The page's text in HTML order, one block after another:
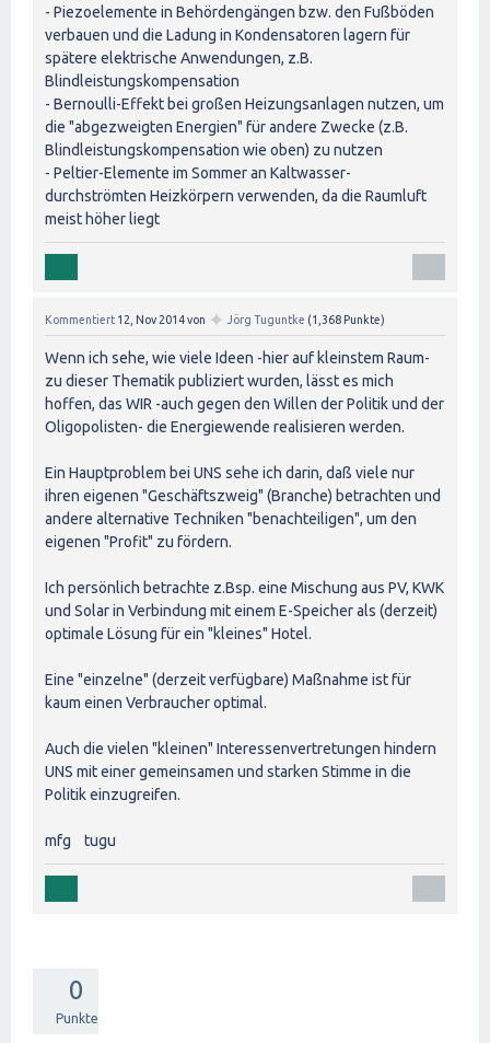
- Piezoelemente in Behördengängen bzw. den Fußböden
verbauen und die Ladung in Kondensatoren lagern für
spätere elektrische Anwendungen, z.B.
Blindleistungskompensation
- Bernoulli-Effekt bei großen Heizungsanlagen nutzen, um
die "abgezweigten Energien" für andere Zwecke (z.B.
Blindleistungskompensation wie oben) zu nutzen
- Peltier-Elemente im Sommer an Kaltwasser-
durchströmten Heizkörpern verwenden, da die Raumluft
meist höher liegt
Kommentiert 12, Nov 2014von ✦ Jörg Tuguntke (1,368 Punkte)
Wenn ich sehe, wie viele Ideen -hier auf kleinstem Raum-
zu dieser Thematik publiziert wurden, lässt es mich
hoffen, das WIR -auch gegen den Willen der Politik und der
Oligopolisten- die Energiewende realisieren werden.
Ein Hauptproblem bei UNS sehe ich darin, daß viele nur
ihren eigenen "Geschäftszweig" (Branche) betrachten und
andere alternative Techniken "benachteiligen", um den
eigenen "Profit" zu fördern.
Ich persönlich betrachte z.Bsp. eine Mischung aus PV, KWK
und Solar in Verbindung mit einem E-Speicher als (derzeit)
optimale Lösung für ein "kleines" Hotel.
Eine "einzelne" (derzeit verfügbare) Maßnahme ist für
kaum einen Verbraucher optimal.
Auch die vielen "kleinen" Interessenvertretungen hindern
UNS mit einer gemeinsamen und starken Stimme in die
Politik einzugreifen.
mfg tugu
0
Punkte